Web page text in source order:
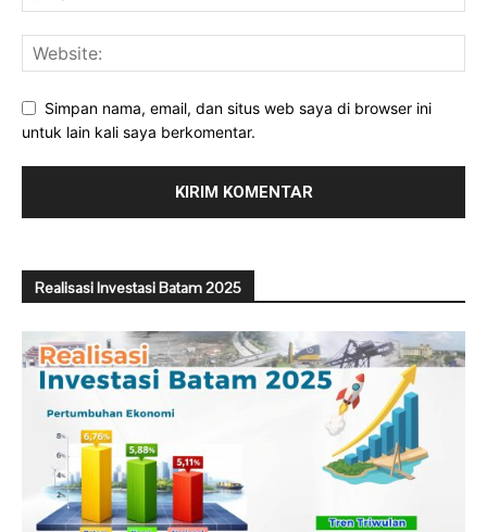
Simpan nama, email, dan situs web saya di browser ini
untuk lain kali saya berkomentar.
Realisasi Investasi Batam 2025